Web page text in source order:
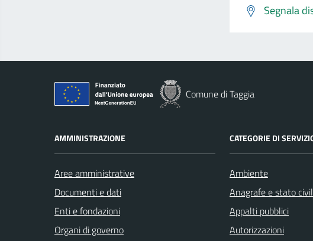
Segnala
Comune di Taggia
AMMINISTRAZIONE
Aree amministrative
Documenti e dati
Enti e fondazioni
Organi di governo
CATEGORIE DI
Ambiente
Anagrafe e stato
Appalti pubblici
Autorizzazioni